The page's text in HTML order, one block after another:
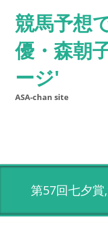
競馬予想
優・森朝
ージ'
ASA-chan site
第57回七夕